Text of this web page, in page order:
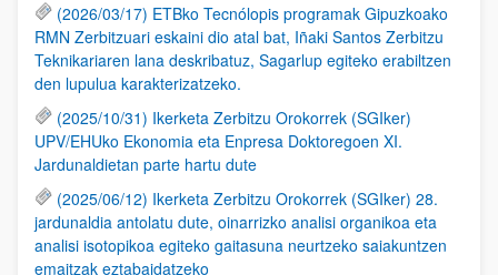
(2026/03/17) ETBko Tecnólopis programak Gipuzkoako
RMN Zerbitzuari eskaini dio atal bat, Iñaki Santos Zerbitzu
Teknikariaren lana deskribatuz, Sagarlup egiteko erabiltzen
den lupulua karakterizatzeko.
(2025/10/31) Ikerketa Zerbitzu Orokorrek (SGIker)
UPV/EHUko Ekonomia eta Enpresa Doktoregoen XI.
Jardunaldietan parte hartu dute
(2025/06/12) Ikerketa Zerbitzu Orokorrek (SGIker) 28.
jardunaldia antolatu dute, oinarrizko analisi organikoa eta
analisi isotopikoa egiteko gaitasuna neurtzeko saiakuntzen
emaitzak eztabaidatzeko